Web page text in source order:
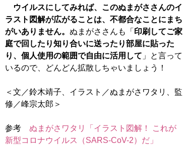
ウイルスにしてみれば、このぬまがささんのイ
ラスト図解が広がることは、不都合なことにまち
がいありません。 ぬまがささんも「 印刷してご家
庭で回したり知り合いに送ったり部屋に貼った
り、個人使用の範囲で自由に活用して 」と言って
いるので、どんどん拡散しちゃいましょう！
＜文／鈴木靖子、イラスト／ぬまがさワタリ、監
修／峰宗太郎＞
参考 ぬまがさワタリ「イラスト図解！ これが
新型コロナウイルス（SARS-CoV-2）だ」